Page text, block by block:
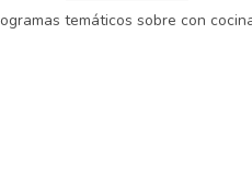
temáticos sobre con